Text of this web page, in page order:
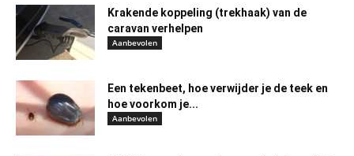
Krakende koppeling (trekhaak) van de
caravan verhelpen
Aanbevolen
Een tekenbeet, hoe verwijder je de teek en
hoe voorkom je...
Aanbevolen